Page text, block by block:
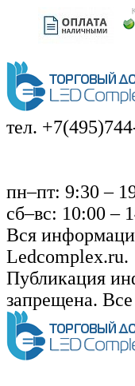
тел.
пн–пт: 9:30 –
сб–вс: 10:00 –
Вся
Ledcomplex.ru.
Публикация
запрещена.